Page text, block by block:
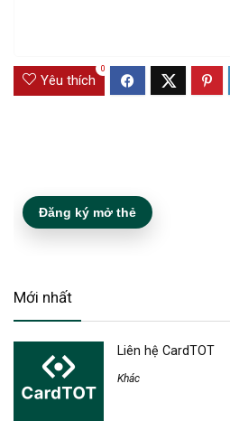
Yêu thích
0
Đăng ký mở thẻ
Mới nhất
Liên hệ CardTOT
Khác